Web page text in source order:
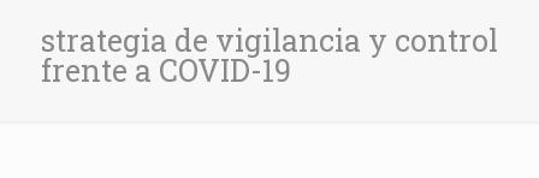
strategia de vigilancia y control
frente a COVID-19